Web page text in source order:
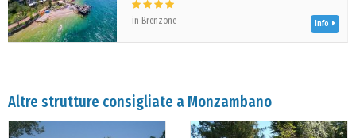
in Brenzone Info
Altre strutture consigliate a Monzambano